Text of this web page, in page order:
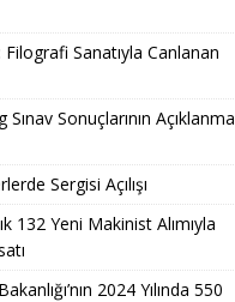
Filografi Sanatıyla Canlanan
Sonuçlarının Açıklanma
Sergisi Açılışı
132 Yeni Makinist Alımıyla
2024 Yılında 550